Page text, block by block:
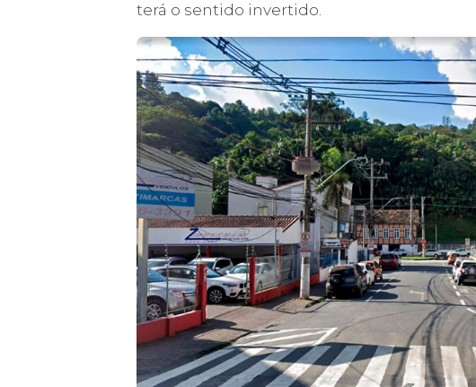
terá o sentido invertido.